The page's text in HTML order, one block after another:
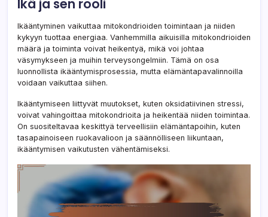
Ikä ja sen rooli
Ikääntyminen vaikuttaa mitokondrioiden toimintaan ja niiden
kykyyn tuottaa energiaa. Vanhemmilla aikuisilla mitokondrioiden
määrä ja toiminta voivat heikentyä, mikä voi johtaa
väsymykseen ja muihin terveysongelmiin. Tämä on osa
luonnollista ikääntymisprosessia, mutta elämäntapavalinnoilla
voidaan vaikuttaa siihen.
Ikääntymiseen liittyvät muutokset, kuten oksidatiivinen stressi,
voivat vahingoittaa mitokondrioita ja heikentää niiden toimintaa.
On suositeltavaa keskittyä terveellisiin elämäntapoihin, kuten
tasapainoiseen ruokavalioon ja säännölliseen liikuntaan,
ikääntymisen vaikutusten vähentämiseksi.